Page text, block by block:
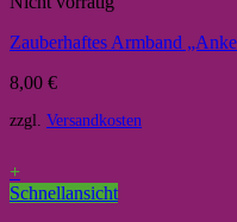
Zauberhaftes Armband
8,00 €
zzgl. Versandkosten
+
Schnellansicht